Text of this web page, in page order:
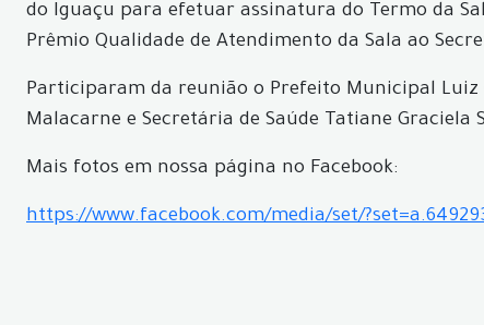
do Iguaçu para efetuar assinatura do Termo da
Prêmio Qualidade de Atendimento da Sala ao
Participaram da reunião o Prefeito Municipal Luiz
Malacarne e Secretária de Saúde Tatiane Graciela
Mais fotos em nossa página no Facebook:
https://www.facebook.com/media/set/